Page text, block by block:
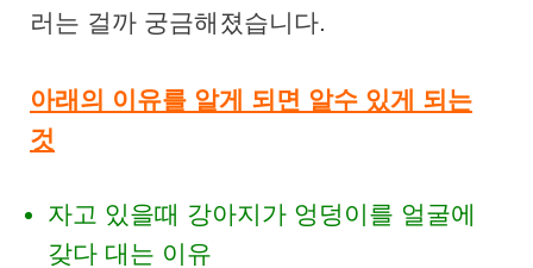
러는 걸까 궁금해졌습니다.
아래의 이유를 알게 되면 알수 있게 되는
것
자고 있을때 강아지가 엉덩이를 얼굴에
갖다 대는 이유